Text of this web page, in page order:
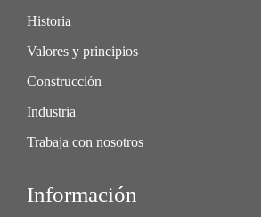
Historia
Valores y principios
Construcción
Industria
Trabaja con nosotros
Información